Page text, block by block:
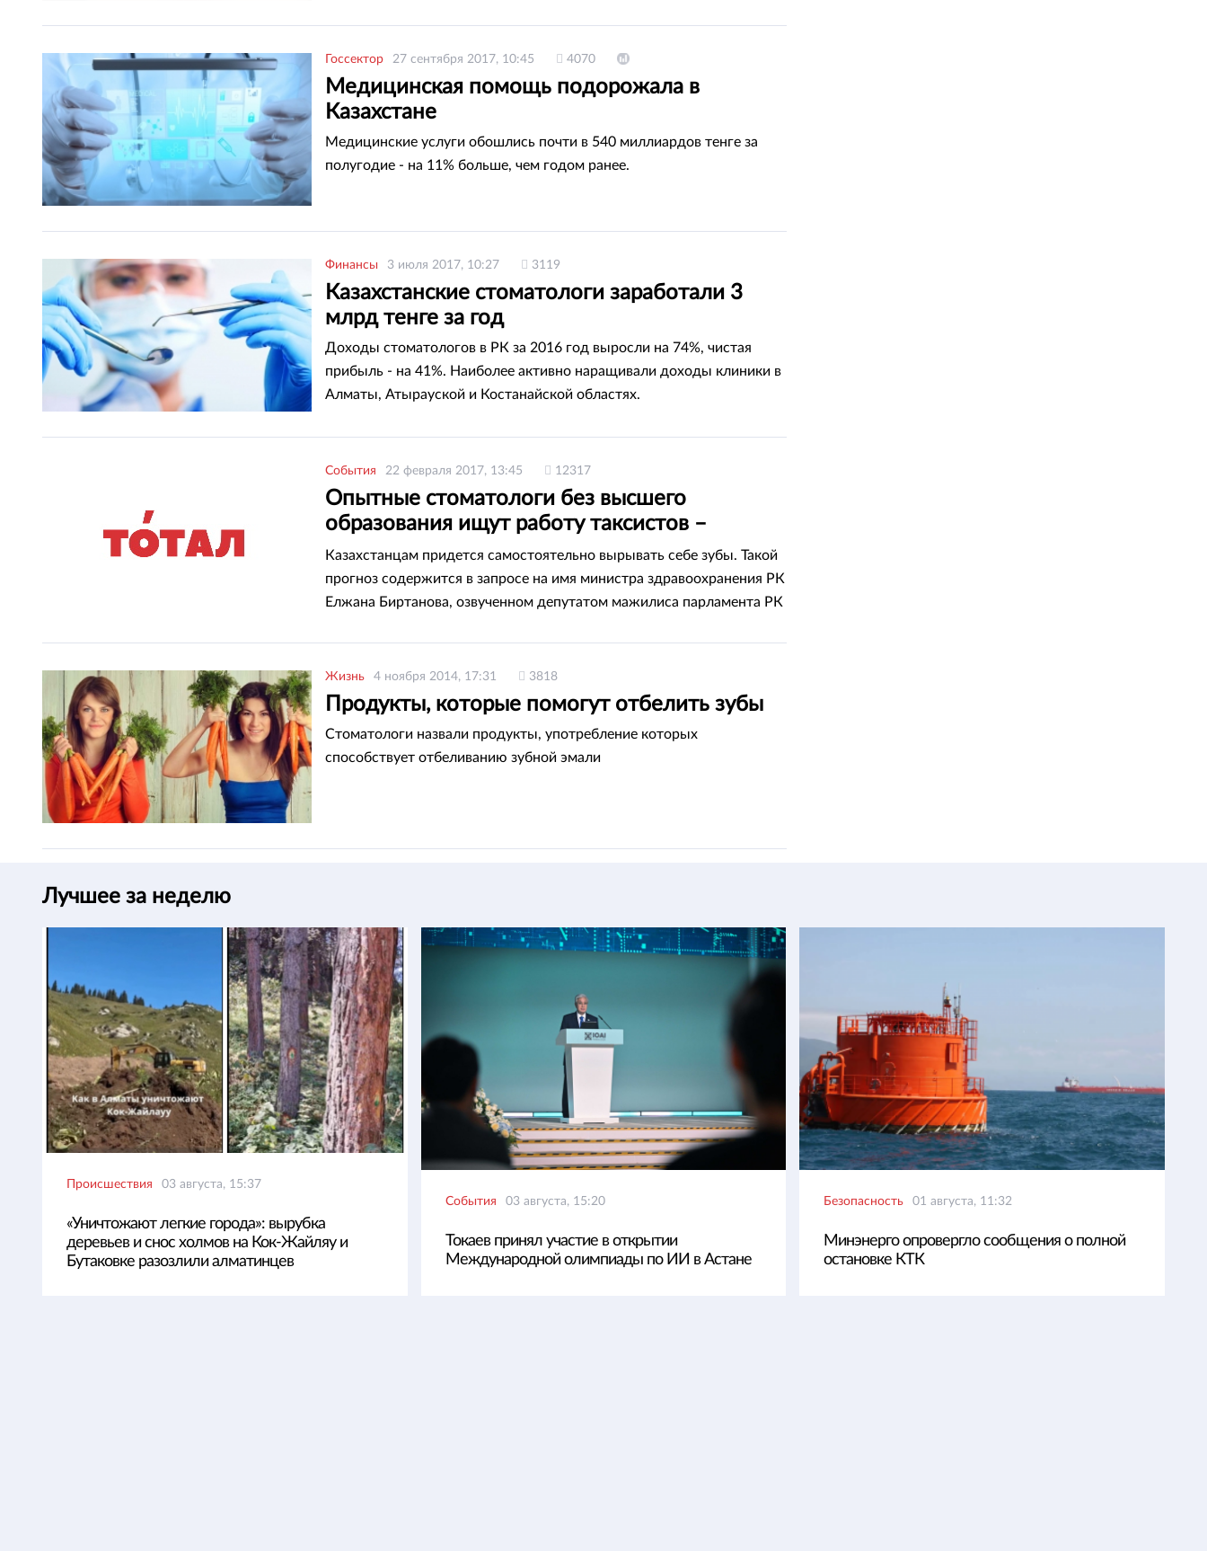
Госсектор 27 сентября 2017, 10:45 4070
Медицинская помощь подорожала в
Казахстане
Медицинские услуги обошлись почти в 540 миллиардов тенге за
полугодие - на 11% больше, чем годом ранее.
Финансы 3 июля 2017, 10:27 3119
Казахстанские стоматологи заработали 3
млрд тенге за год
Доходы стоматологов в РК за 2016 год выросли на 74%, чистая
прибыль - на 41%. Наиболее активно наращивали доходы клиники в
Алматы, Атырауской и Костанайской областях.
События 22 февраля 2017, 13:45 12317
Опытные стоматологи без высшего
образования ищут работу таксистов –
депутат
Казахстанцам придется самостоятельно вырывать себе зубы. Такой
прогноз содержится в запросе на имя министра здравоохранения РК
Елжана Биртанова, озвученном депутатом мажилиса парламента РК
Total.kz.
Жизнь 4 ноября 2014, 17:31 3818
Продукты, которые помогут отбелить зубы
Стоматологи назвали продукты, употребление которых
способствует отбеливанию зубной эмали
Лучшее за неделю
Происшествия 03 августа, 15:37
«Уничтожают легкие города»: вырубка
деревьев и снос холмов на Кок-Жайляу и
Бутаковке разозлили алматинцев
События 03 августа, 15:20
Токаев принял участие в открытии
Международной олимпиады по ИИ в Астане
Безопасность 01 августа, 11:32
Минэнерго опровергло сообщения о полной
остановке КТК